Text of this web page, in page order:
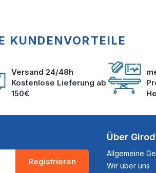
KUNDENVORTEILE
Versand 24/48h
Kostenlose Lieferung ab
150€
Registrieren
Über
Allgemeine
Wir über uns